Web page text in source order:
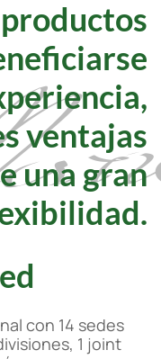
ventajas
una gran
con 14 sedes
1 joint